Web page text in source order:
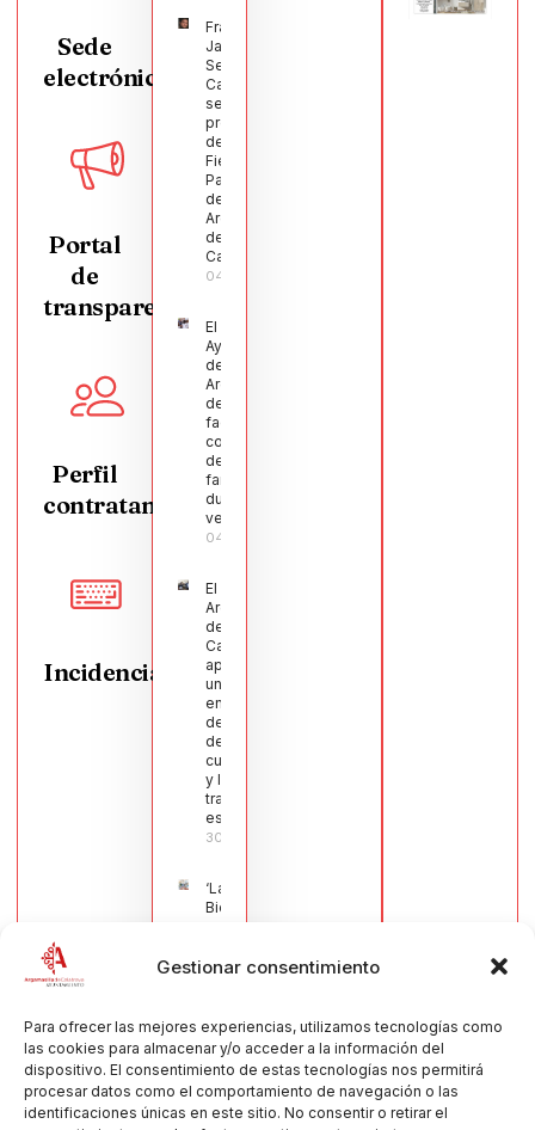
Gestionar consentimiento
Para ofrecer las mejores experiencias, utilizamos tecnologías como
las cookies para almacenar y/o acceder a la información del
dispositivo. El consentimiento de estas tecnologías nos permitirá
procesar datos como el comportamiento de navegación o las
identificaciones únicas en este sitio. No consentir o retirar el
Sede
electrónica
Portal
de
transparencia
Perfil
contratante
Incidencias
Francisco
Javier
Segura
Castellanos
será el
pregonero
de las
Fiestas
Patronales
de
Argamasilla
de
Calatrava
04/08/2026
El
Ayuntamiento
de
Argamasilla
de Calatrava
facilita la
conciliación
de 200
familias
durante el
verano
04/08/2026
El Pleno de
Argamasilla
de
Calatrava
aprueba
una moción
en defensa
del sector
de la
cuchillería
y la navaja
tradicional
española
30/07/2026
‘La
Bienvenida’,
estampa de
de la Virgen
Muñoz
Muñoz,
anuncia las
Fiestas
Patronales
2026